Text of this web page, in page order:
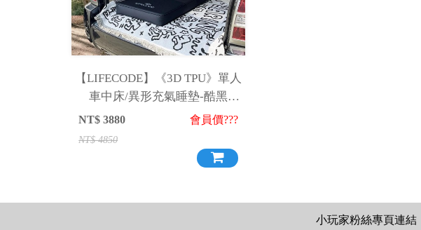
【LIFECODE】《3D TPU》單人
車中床/異形充氣睡墊-酷黑
NT$3880
NT$4850
會員價???
小玩家粉絲專頁連結